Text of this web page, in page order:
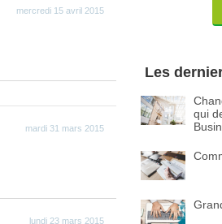
mercredi 15 avril 2015
mardi 31 mars 2015
lundi 23 mars 2015
Les
qui